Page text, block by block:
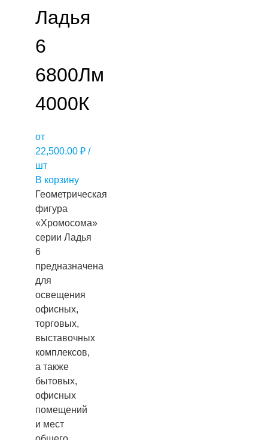
Ладья
6
6800Лм
4000К
от
22,500.00 ₽ /
шт
В корзину
Геометрическая
фигура
«Хромосома»
серии Ладья
6
предназначена
для
освещения
офисных,
торговых,
выставочных
комплексов,
а также
бытовых,
офисных
помещений
и мест